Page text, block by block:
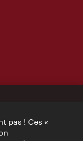
pas ! Ces «